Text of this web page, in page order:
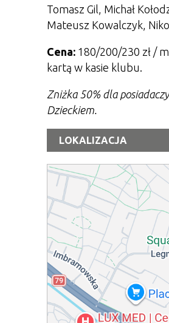
Tomasz Gil, Michał
Mateusz Kowalczyk,
Cena: 180/200/230 zł /
kartą w kasie klubu.
Zniżka 50% dla
Dzieckiem.
LOKALIZACJA